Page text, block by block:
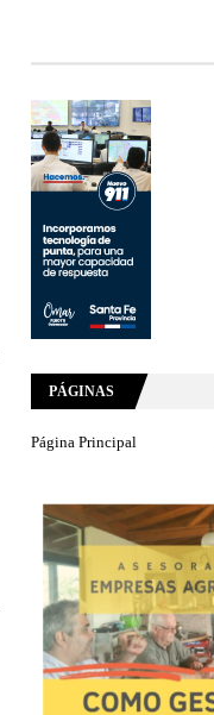
PÁGINAS
Página Principal